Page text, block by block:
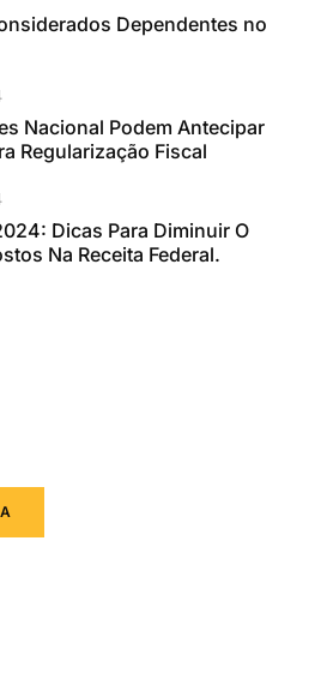
Dependentes no
Nacional Podem Antecipar
Regularização Fiscal
Dicas Para Diminuir O
Na Receita Federal.